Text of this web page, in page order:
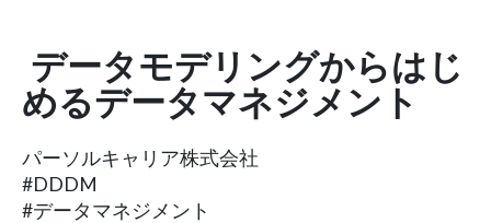
データモデリングからはじ
めるデータマネジメント
パーソルキャリア株式会社
#DDDM
#データマネジメント